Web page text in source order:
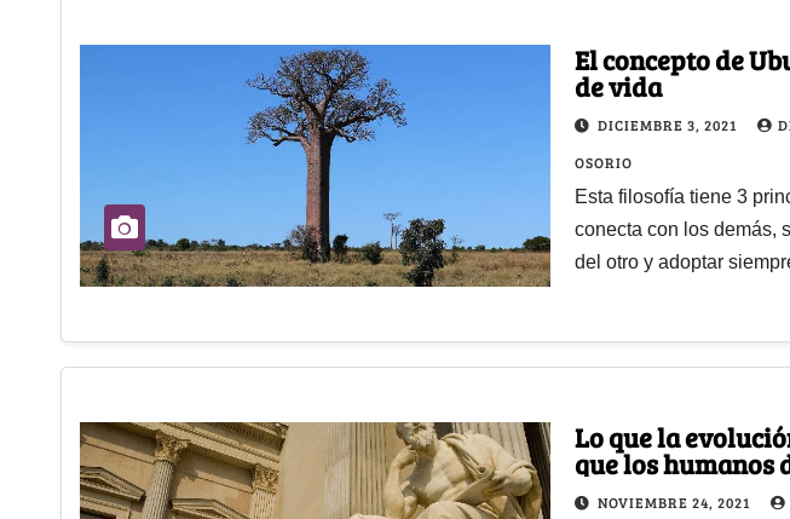
El concepto de
de vida
DICIEMBRE 3, 2021
OSORIO
Esta filosofía tiene 3
conecta con los demás,
del otro y adoptar
Lo que la
que los humanos
NOVIEMBRE 24, 2021